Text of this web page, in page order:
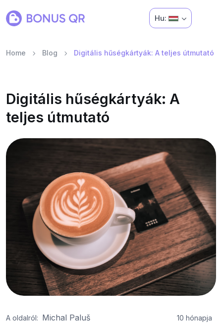
Hu:
Home Blog Digitális hűségkártyák: A teljes útmutató
Digitális hűségkártyák: A
teljes útmutató
A oldalról: Michal Paluš 10 hónapja